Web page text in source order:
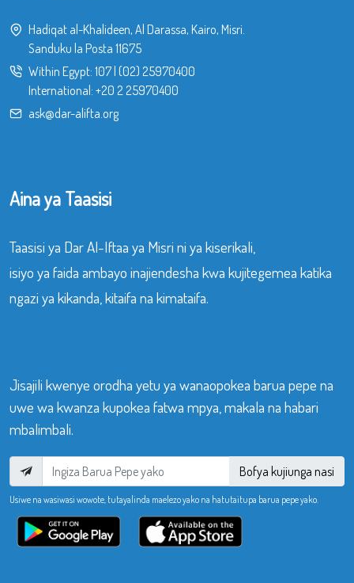
Hadiqat al-Khalideen, Al Darassa, Kairo, Misri.
Sanduku la Posta 11675
Within Egypt: 107| (02) 25970400
International: +20 2 25970400
ask@dar-alifta.org
Aina ya Taasisi
Taasisi ya Dar Al-Iftaa ya Misri ni ya kiserikali,
isiyo ya faida ambayo inajiendesha kwa kujitegemea katika
ngazi ya kikanda, kitaifa na kimataifa.
Jisajili kwenye orodha yetu ya wanaopokea barua pepe na
uwe wa kwanza kupokea fatwa mpya, makala na habari
mbalimbali.
Bofya kujiunga nasi
Usiwe na wasiwasi wowote, tutayalinda maelezo yako na hatutaitupa barua pepe yako.